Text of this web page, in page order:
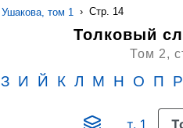
Ушакова, том 1 › Стр. 14
Толковый
Том 2,
З И Й К Л М Н О П Р
т. 1